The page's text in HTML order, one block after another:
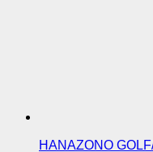
HANAZONO